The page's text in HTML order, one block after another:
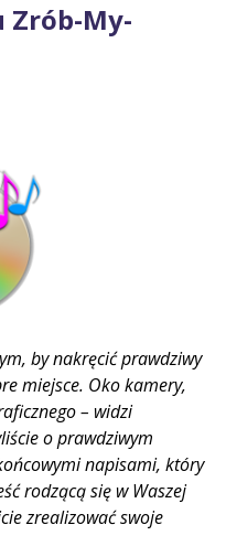
Zrób-My-
by nakręcić prawdziwy
miejsce. Oko kamery,
– widzi
o prawdziwym
napisami, który
rodzącą się w Waszej
zrealizować swoje